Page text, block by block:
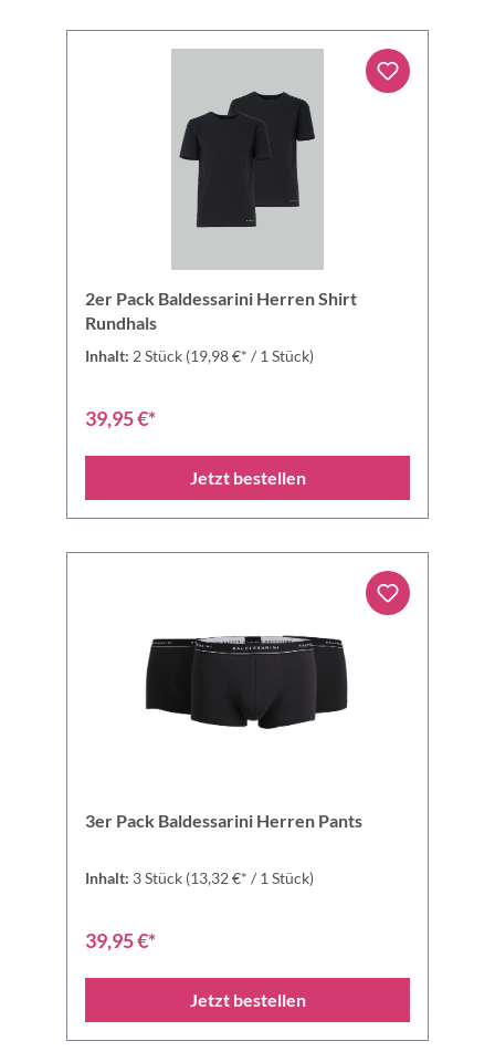
2er Pack Baldessarini Herren Shirt
Rundhals
Inhalt: 2 Stück (19,98 €* / 1 Stück)
39,95 €*
Jetzt bestellen
3er Pack Baldessarini Herren Pants
Inhalt: 3 Stück (13,32 €* / 1 Stück)
39,95 €*
Jetzt bestellen